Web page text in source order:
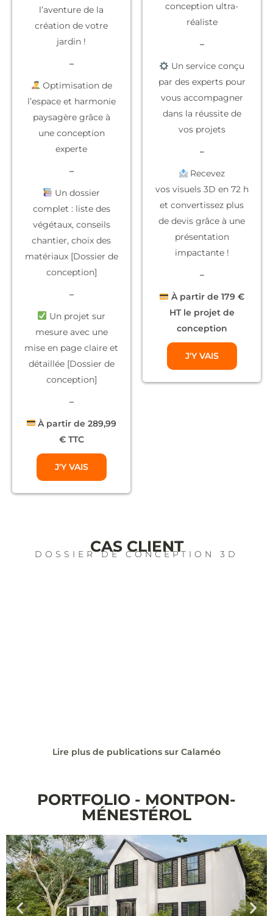
l’aventure de la
création de votre
jardin !
–
Optimisation de
l’espace et harmonie
paysagère grâce à
une conception
experte
–
Un dossier
complet : liste des
végétaux, conseils
chantier, choix des
matériaux [Dossier de
conception]
–
Un projet sur
mesureavec une
mise en page claire et
détaillée [Dossier de
conception]
–
À partir de 289,99
€ TTC
J'Y VAIS
conception ultra-
réaliste
–
Un service conçu
par des expertspour
vous accompagner
dans la réussite de
vos projets
–
Recevez
vos visuels 3D en 72 h
et convertissez plus
de devis grâce à une
présentation
impactante !
–
À partir de 179 €
HT le projet de
conception
J'Y VAIS
CAS CLIENT
DOSSIER DE CONCEPTION 3D
Lire plus de publications sur Calaméo
PORTFOLIO - MONTPON-
MÉNESTÉROL